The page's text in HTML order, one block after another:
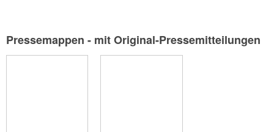
Pressemappen - mit Original-Pressemitteilungen